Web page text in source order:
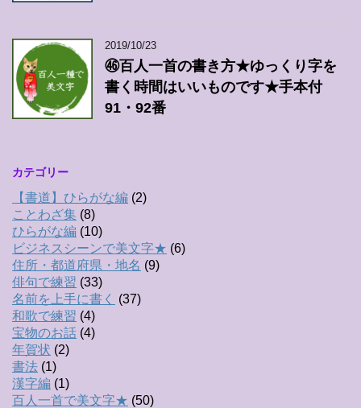
2019/10/23
㊻百人一首の書き方★ゆっくり字を
書く時間はいいものです★手本付
91・92番
カテゴリー
【書道】ひらがな編 (2)
ことわざ集 (8)
ひらがな編 (10)
ビジネスシーンで美文字★ (6)
住所・都道府県・地名 (9)
俳句で練習 (33)
名前を上手に書く
(37)
和歌で練習 (4)
宝物のお話 (4)
年賀状 (2)
書法 (1)
漢字編 (1)
百人一首で美文字★ (50)